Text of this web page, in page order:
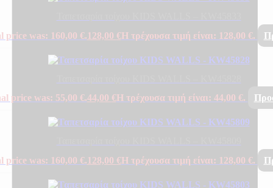
price was: 160,00 €.128,00 €Η τρέχουσα τιμή είναι: 128,00 €.
price was: 55,00 €.44,00 €Η τρέχουσα τιμή είναι: 44,00 €.
price was: 160,00 €.128,00 €Η τρέχουσα τιμή είναι: 128,00 €.